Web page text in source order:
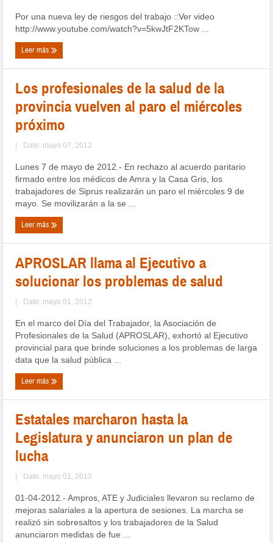
Por una nueva ley de riesgos del trabajo ::Ver video
http://www.youtube.com/watch?v=5kwJtF2KTow ...
Leer más
Los profesionales de la salud de la
provincia vuelven al paro el miércoles
próximo
| Date: mayo 07, 2012
Lunes 7 de mayo de 2012.- En rechazo al acuerdo paritario
firmado entre los médicos de Amra y la Casa Gris, los
trabajadores de Siprus realizarán un paro el miércoles 9 de
mayo. Se movilizarán a la se ...
Leer más
APROSLAR llama al Ejecutivo a
solucionar los problemas de salud
| Date: mayo 01, 2012
En el marco del Día del Trabajador, la Asociación de
Profesionales de la Salud (APROSLAR), exhortó al Ejecutivo
provincial para que brinde soluciones a los problemas de larga
data que la salud pública ...
Leer más
Estatales marcharon hasta la
Legislatura y anunciaron un plan de
lucha
| Date: mayo 01, 2012
01-04-2012.- Ampros, ATE y Judiciales llevaron su reclamo de
mejoras salariales a la apertura de sesiones. La marcha se
realizó sin sobresaltos y los trabajadores de la Salud
anunciaron medidas de fue ...